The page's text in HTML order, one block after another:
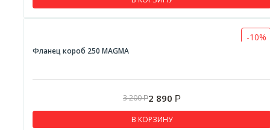
-10%
Фланец короб 250 MAGMA
3 200Р2 890 Р
В КОРЗИНУ